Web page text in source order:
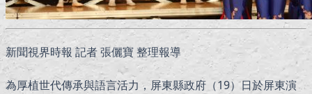
新聞視界時報 記者 張儷寶 整理報導
為厚植世代傳承與語言活力，屏東縣政府（19）日於屏東演